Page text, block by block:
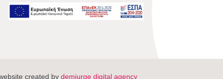
created by demiurge digital agency